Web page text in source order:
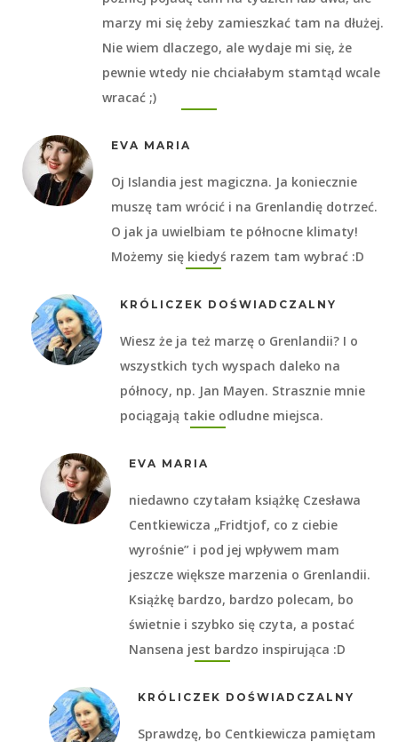
marzy mi się żeby zamieszkać tam na dłużej.
Nie wiem dlaczego, ale wydaje mi się, że
pewnie wtedy nie chciałabym stamtąd wcale
wracać ;)
EVA MARIA
Oj Islandia jest magiczna. Ja koniecznie
muszę tam wrócić i na Grenlandię dotrzeć.
O jak ja uwielbiam te północne klimaty!
Możemy się kiedyś razem tam wybrać :D
KRÓLICZEK DOŚWIADCZALNY
Wiesz że ja też marzę o Grenlandii? I o
wszystkich tych wyspach daleko na
północy, np. Jan Mayen. Strasznie mnie
pociągają takie odludne miejsca.
EVA MARIA
niedawno czytałam książkę Czesława
Centkiewicza „Fridtjof, co z ciebie
wyrośnie” i pod jej wpływem mam
jeszcze większe marzenia o Grenlandii.
Książkę bardzo, bardzo polecam, bo
świetnie i szybko się czyta, a postać
Nansena jest bardzo inspirująca :D
KRÓLICZEK DOŚWIADCZALNY
Sprawdzę, bo Centkiewicza pamiętam